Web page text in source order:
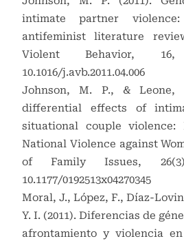
intimate partner
antifeminist literature
Violent Behavior,
10.1016/j.avb.2011.04.006
Johnson, M. P., & Leone,
differential effects of
situational couple violence:
National Violence against
of Family Issues,
10.1177/0192513x04270345
Moral, J., López, F., Díaz-
Y. I. (2011). Diferencias de
afrontamiento y violencia